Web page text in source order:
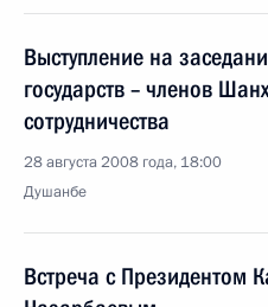
Выступление на
государств – членов
сотрудничества
28 августа 2008 года, 18:00
Душанбе
Встреча с Президентом